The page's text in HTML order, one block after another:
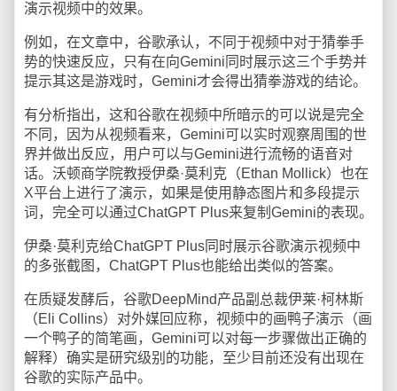
演示视频中的效果。
例如，在文章中，谷歌承认，不同于视频中对于猜拳手
势的快速反应，只有在向Gemini同时展示这三个手势并
提示其这是游戏时，Gemini才会得出猜拳游戏的结论。
有分析指出，这和谷歌在视频中所暗示的可以说是完全
不同，因为从视频看来，Gemini可以实时观察周围的世
界并做出反应，用户可以与Gemini进行流畅的语音对
话。沃顿商学院教授伊桑·莫利克（Ethan Mollick）也在
X平台上进行了演示，如果是使用静态图片和多段提示
词，完全可以通过ChatGPT Plus来复制Gemini的表现。
伊桑·莫利克给ChatGPT Plus同时展示谷歌演示视频中
的多张截图，ChatGPT Plus也能给出类似的答案。
在质疑发酵后，谷歌DeepMind产品副总裁伊莱·柯林斯
（Eli Collins）对外媒回应称，视频中的画鸭子演示（画
一个鸭子的简笔画，Gemini可以对每一步骤做出正确的
解释）确实是研究级别的功能，至少目前还没有出现在
谷歌的实际产品中。